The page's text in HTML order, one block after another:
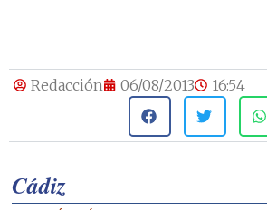
Redacción 06/08/2013 16:54
Cádiz